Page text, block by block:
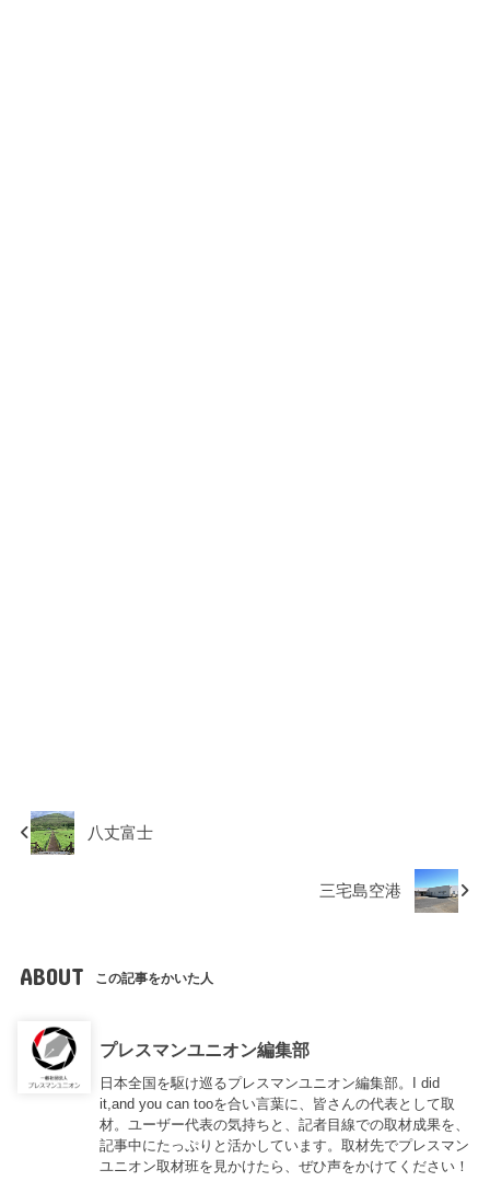
八丈富士
三宅島空港
ABOUT この記事をかいた人
プレスマンユニオン編集部
日本全国を駆け巡るプレスマンユニオン編集部。I did
it,and you can tooを合い言葉に、皆さんの代表として取
材。ユーザー代表の気持ちと、記者目線での取材成果を、
記事中にたっぷりと活かしています。取材先でプレスマン
ユニオン取材班を見かけたら、ぜひ声をかけてください！